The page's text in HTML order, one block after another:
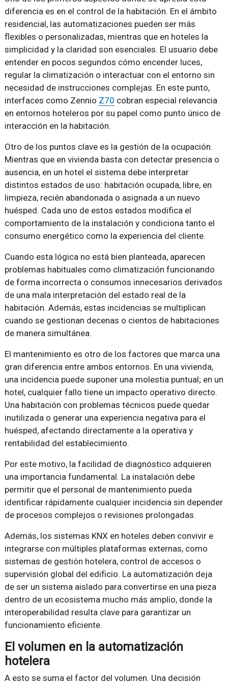
diferencia es en el control de la habitación. En el ámbito
residencial, las automatizaciones pueden ser más
flexibles o personalizadas, mientras que en hoteles la
simplicidad y la claridad son esenciales. El usuario debe
entender en pocos segundos cómo encender luces,
regular la climatización o interactuar con el entorno sin
necesidad de instrucciones complejas. En este punto,
interfaces como Zennio Z70 cobran especial relevancia
en entornos hoteleros por su papel como punto único de
interacción en la habitación.
Otro de los puntos clave es la gestión de la ocupación.
Mientras que en vivienda basta con detectar presencia o
ausencia, en un hotel el sistema debe interpretar
distintos estados de uso: habitación ocupada, libre, en
limpieza, recién abandonada o asignada a un nuevo
huésped. Cada uno de estos estados modifica el
comportamiento de la instalación y condiciona tanto el
consumo energético como la experiencia del cliente.
Cuando esta lógica no está bien planteada, aparecen
problemas habituales como climatización funcionando
de forma incorrecta o consumos innecesarios derivados
de una mala interpretación del estado real de la
habitación. Además, estas incidencias se multiplican
cuando se gestionan decenas o cientos de habitaciones
de manera simultánea.
El mantenimiento es otro de los factores que marca una
gran diferencia entre ambos entornos. En una vivienda,
una incidencia puede suponer una molestia puntual; en un
hotel, cualquier fallo tiene un impacto operativo directo.
Una habitación con problemas técnicos puede quedar
inutilizada o generar una experiencia negativa para el
huésped, afectando directamente a la operativa y
rentabilidad del establecimiento.
Por este motivo, la facilidad de diagnóstico adquieren
una importancia fundamental. La instalación debe
permitir que el personal de mantenimiento pueda
identificar rápidamente cualquier incidencia sin depender
de procesos complejos o revisiones prolongadas.
Además, los sistemas KNX en hoteles deben convivir e
integrarse con múltiples plataformas externas, como
sistemas de gestión hotelera, control de accesos o
supervisión global del edificio. La automatización deja
de ser un sistema aislado para convertirse en una pieza
dentro de un ecosistema mucho más amplio, donde la
interoperabilidad resulta clave para garantizar un
funcionamiento eficiente.
El volumen en la automatización
hotelera
A esto se suma el factor del volumen. Una decisión